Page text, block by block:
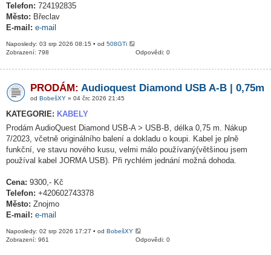
Telefon: 724192835
Město: Břeclav
E-mail: e-mail
Naposledy: 03 srp 2026 08:15 • od 508GTi
Odpovědi: 0
Zobrazení: 798
PRODÁM: Audioquest Diamond USB A-B | 0,75m
od BobešXY » 04 črc 2026 21:45
KATEGORIE: KABELY
Prodám AudioQuest Diamond USB-A > USB-B, délka 0,75 m. Nákup
7/2023, včetně originálního balení a dokladu o koupi. Kabel je plně
funkční, ve stavu nového kusu, velmi málo používaný(většinou jsem
používal kabel JORMA USB). Při rychlém jednání možná dohoda.
Cena: 9300,- Kč
Telefon: +420602743378
Město: Znojmo
E-mail: e-mail
Naposledy: 02 srp 2026 17:27 • od BobešXY
Odpovědi: 0
Zobrazení: 961